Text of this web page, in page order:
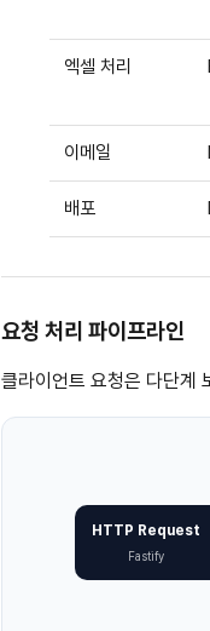
엑셀 처리
이메일
배포
요청 처리 파이프라인
클라이언트 요청은 다단계
HTTP Request
Fastify